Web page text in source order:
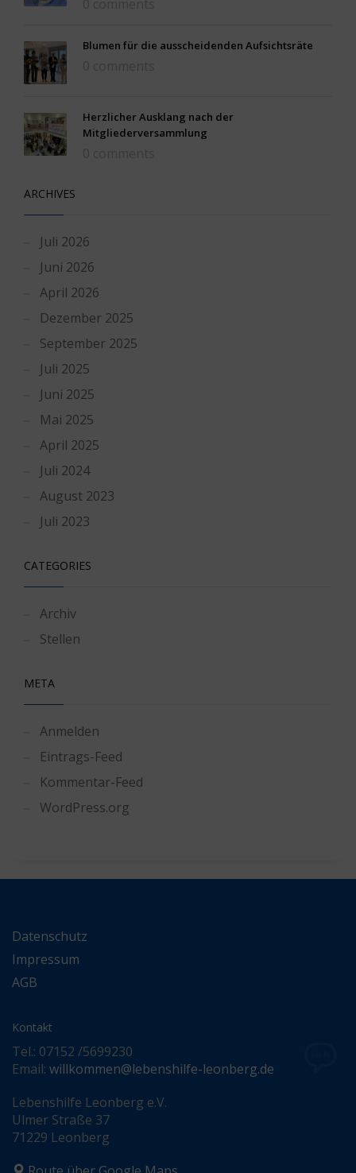
Blumen für die ausscheidenden Aufsichtsräte
Herzlicher Ausklang nach der
Mitgliederversammlung
ARCHIVES
Juli 2026
Juni 2026
April 2026
Dezember 2025
September 2025
Juli 2025
Juni 2025
Mai 2025
April 2025
Juli 2024
August 2023
Juli 2023
CATEGORIES
Archiv
Stellen
META
Anmelden
Eintrags-Feed
Kommentar-Feed
WordPress.org
Datenschutz
Impressum
AGB
Kontakt
Tel.: 07152 /5699230
Email: willkommen@lebenshilfe-leonberg.de
Lebenshilfe Leonberg e.V.
Ulmer Straße 37
71229 Leonberg